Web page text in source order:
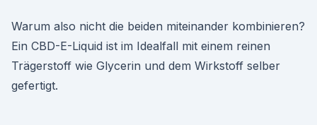
Warum also nicht die beiden miteinander kombinieren?
Ein CBD-E-Liquid ist im Idealfall mit einem reinen
Trägerstoff wie Glycerin und dem Wirkstoff selber
gefertigt.